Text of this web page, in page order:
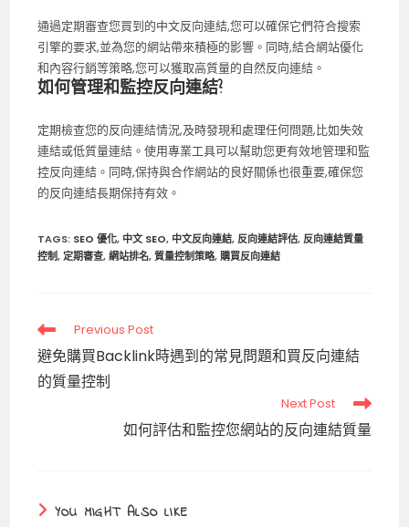
通過定期審查您買到的中文反向連結,您可以確保它們符合搜索
引擎的要求,並為您的網站帶來積極的影響。同時,結合網站優化
和內容行銷等策略,您可以獲取高質量的自然反向連結。
如何管理和監控反向連結?
定期檢查您的反向連結情況,及時發現和處理任何問題,比如失效
連結或低質量連結。使用專業工具可以幫助您更有效地管理和監
控反向連結。同時,保持與合作網站的良好關係也很重要,確保您
的反向連結長期保持有效。
TAGS: SEO 優化, 中文 SEO, 中文反向連結, 反向連結評估, 反向連結質量
控制, 定期審查, 網站排名, 質量控制策略, 購買反向連結
Read
more
articles
Previous Post
避免購買Backlink時遇到的常見問題和買反向連結
的質量控制
Next Post
如何評估和監控您網站的反向連結質量
YOU MIGHT ALSO LIKE